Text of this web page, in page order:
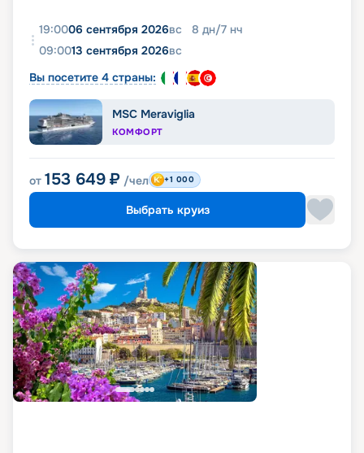
19:0006 сентября 2026вс 8 дн/7 нч
09:0013 сентября 2026вс
Вы посетите 4 страны:
MSC Meraviglia
КОМФОРТ
от 153 649 ₽ /чел +1 000
Выбрать круиз